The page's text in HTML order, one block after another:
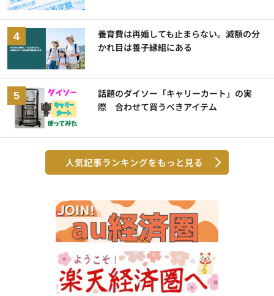
養育費は再婚しても止まらない。減額の分
かれ目は養子縁組にある
話題のダイソー「キャリーカート」の実
際 合わせて買うべきアイテム
人気記事ランキングをもっと見る